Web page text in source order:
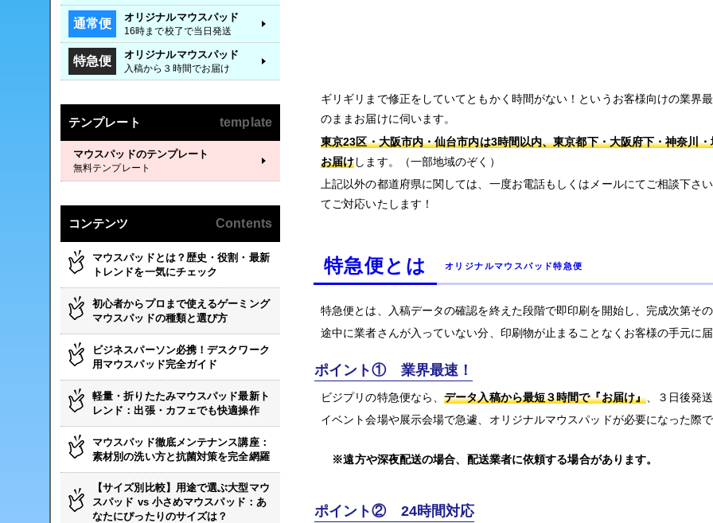
ギリギリまで修正をしていてともかく時間がない！というお客様向けの業界
のままお届けに伺います。
東京23区・大阪市内・仙台市内は3時間以内、東京都下・大阪府下・神奈川
お届けします。（一部地域のぞく）
上記以外の都道府県に関しては、一度お電話もしくはメールにてご相談下さ
てご対応いたします！
特急便とは オリジナルマウスパッド特急便
特急便とは、入稿データの確認を終えた段階で即印刷を開始し、完成次第そ
途中に業者さんが入っていない分、印刷物が止まることなくお客様の手元に届
ポイント① 業界最速！
ビジプリの特急便なら、データ入稿から最短３時間で『お届け』、３日後発
イベント会場や展示会場で急遽、オリジナルマウスパッドが必要になった際
※遠方や深夜配送の場合、配送業者に依頼する場合があります。
ポイント② 24時間対応
通常便 オリジナルマウスパッド
16時まで校了で当日発送
特急便 オリジナルマウスパッド
入稿から３時間でお届け
テンプレート template
マウスパッドのテンプレート
無料テンプレート
コンテンツ Contents
マウスパッドとは？歴史・役割・最新
トレンドを一気にチェック
初心者からプロまで使えるゲーミング
マウスパッドの種類と選び方
ビジネスパーソン必携！デスクワーク
用マウスパッド完全ガイド
軽量・折りたたみマウスパッド最新ト
レンド：出張・カフェでも快適操作
マウスパッド徹底メンテナンス講座：
素材別の洗い方と抗菌対策を完全網羅
【サイズ別比較】用途で選ぶ大型マウ
スパッド vs 小さめマウスパッド：あ
なたにぴったりのサイズは？